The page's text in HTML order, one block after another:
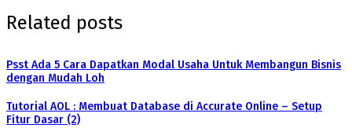
Related posts
Psst Ada 5 Cara Dapatkan Modal Usaha Untuk Membangun Bisnis
dengan Mudah Loh
Tutorial AOL : Membuat Database di Accurate Online – Setup
Fitur Dasar (2)